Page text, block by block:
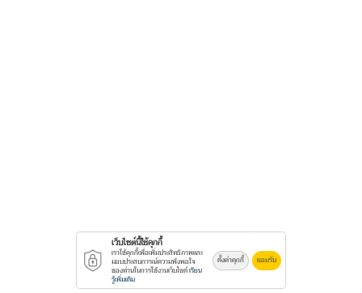
เว็บไซต์นี้ใช้คุกกี้
เราใช้คุกกี้เพื่อเพิ่มประสิทธิภาพและ
มอบประสบการณ์ความพึงพอใจ
ของท่านในการใช้งานเว็บไซต์เรียน
รู้เพิ่มเติม
ตั้งค่าคุกกี้ ยอมรับ